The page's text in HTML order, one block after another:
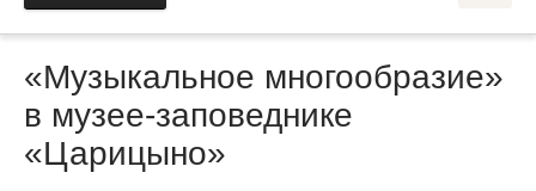
«Музыкальное многообразие»
в музее-заповеднике
«Царицыно»